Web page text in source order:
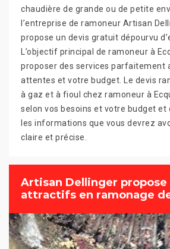
chaudière de grande ou de petite
l’entreprise de ramoneur Artisan
propose un devis gratuit dépourvu
L’objectif principal de ramoneur à
proposer des services parfaitement
attentes et votre budget. Le devis
à gaz et à fioul chez ramoneur à
selon vos besoins et votre budget
les informations que vous devrez
claire et précise.
Artisan Dellinger propose
attractifs en ramonage